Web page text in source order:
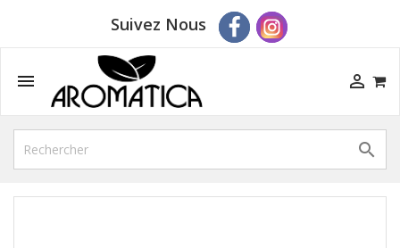
Suivez Nous
 
